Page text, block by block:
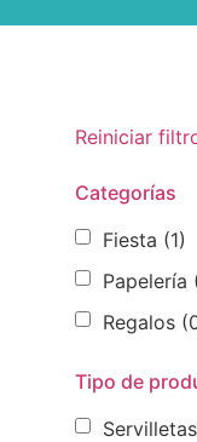
Reiniciar
Categorías
Fiesta (1)
Papelería
Regalos
Tipo de